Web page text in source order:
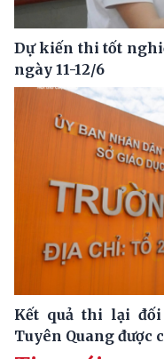
Dự kiến thi tốt
ngày 11-12/6
Kết quả thi lại
Tuyên Quang được